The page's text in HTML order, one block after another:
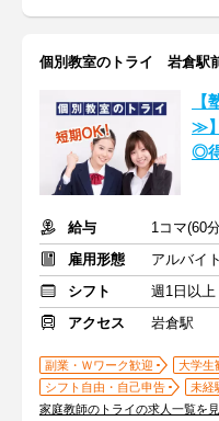
個別教室のトライ 岩倉駅
≫
◎
給与
1コマ(60
雇用形態
アルバイ
シフト
週1日以
アクセス
岩倉駅
副業・Ｗワーク歓迎 大学生
シフト自由・自己申告
未経
家庭教師のトライの求人一覧を